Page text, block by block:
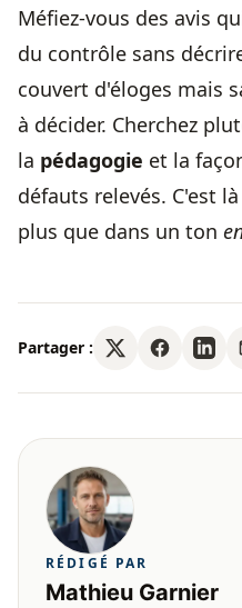
Méfiez-vous des avis
du contrôle sans
couvert d'éloges mais
à décider. Cherchez
la pédagogie et la
défauts relevés. C'est
plus que dans un ton
Partager :
RÉDIGÉ PAR
Mathieu Garnier